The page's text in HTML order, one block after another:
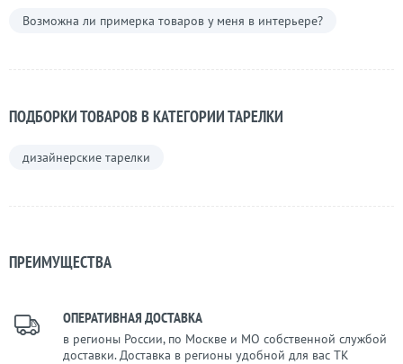
Возможна ли примерка товаров у меня в интерьере?
ПОДБОРКИ ТОВАРОВ В КАТЕГОРИИ ТАРЕЛКИ
дизайнерские тарелки
ПРЕИМУЩЕСТВА
ОПЕРАТИВНАЯ ДОСТАВКА
в регионы России, по Москве и МО собственной службой
доставки. Доставка в регионы удобной для вас ТК